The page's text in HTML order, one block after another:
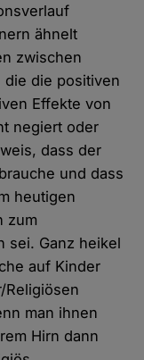
ähnelt
zwischen
die die positiven
Effekte von
negiert oder
dass der
und dass
heutigen
zum
sei. Ganz heikel
auf Kinder
Religiösen
man ihnen
Hirn dann